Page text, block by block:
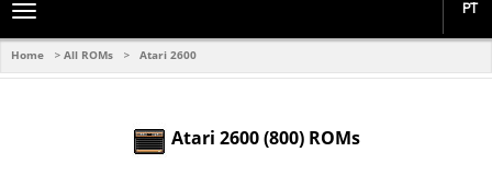
Toggle
navigation
PT
Home > All ROMs > Atari 2600
Atari 2600 (800) ROMs